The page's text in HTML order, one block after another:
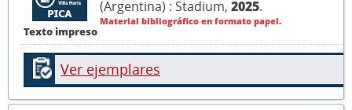
Texto impreso
(Argentina) : Stadium, 2025.
Material bibliográfico en formato papel.
Ver ejemplares